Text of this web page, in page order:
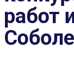
работ